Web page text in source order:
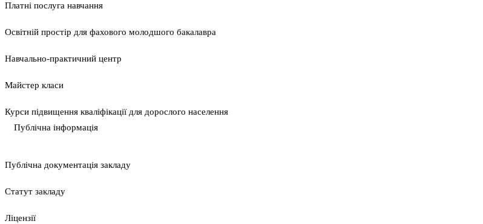
Платні послуга навчання
Освітній простір для фахового молодшого бакалавра
Навчально-практичний центр
Майстер класи
Курси підвищення кваліфікації для дорослого населення
Публічна інформація
Публічна документація закладу
Статут закладу
Ліцензії